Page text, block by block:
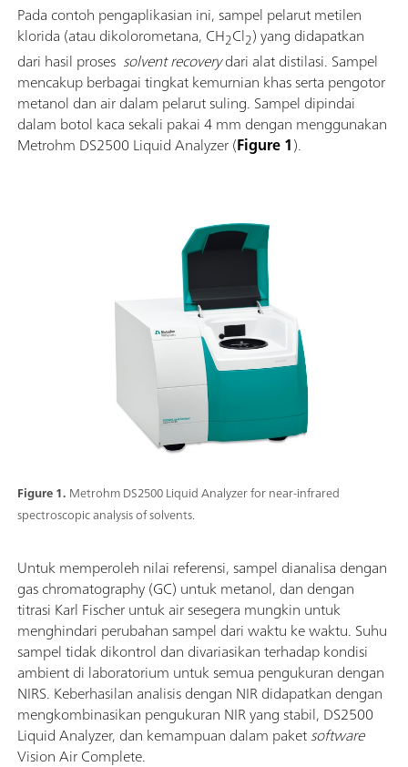
Pada contoh pengaplikasian ini, sampel pelarut metilen
klorida (atau dikolorometana, CH2Cl2) yang didapatkan
dari hasil proses solvent recoverydari alat distilasi. Sampel
mencakup berbagai tingkat kemurnian khas serta pengotor
metanol dan air dalam pelarut suling. Sampel dipindai
dalam botol kaca sekali pakai 4 mm dengan menggunakan
Metrohm DS2500 Liquid Analyzer (Figure 1).
Figure 1. Metrohm DS2500 Liquid Analyzer for near-infrared
spectroscopic analysis of solvents.
Untuk memperoleh nilai referensi, sampel dianalisa dengan
gas chromatography (GC) untuk metanol, dan dengan
titrasi Karl Fischer untuk air sesegera mungkin untuk
menghindari perubahan sampel dari waktu ke waktu. Suhu
sampel tidak dikontrol dan divariasikan terhadap kondisi
ambient di laboratorium untuk semua pengukuran dengan
NIRS. Keberhasilan analisis dengan NIR didapatkan dengan
mengkombinasikan pengukuran NIR yang stabil, DS2500
Liquid Analyzer, dan kemampuan dalam paketsoftware
Vision Air Complete.